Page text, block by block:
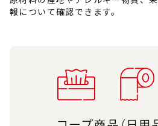
報について確認できます。